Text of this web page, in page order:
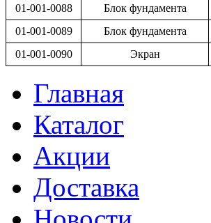
01-001-0088
Блок фундамента
01-001-0089
Блок фундамента
01-001-0090
Экран
Главная
Каталог
Акции
Доставка